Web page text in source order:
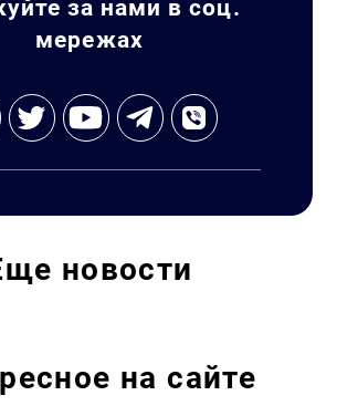
за нами в соц.
мережах
новости
на сайте